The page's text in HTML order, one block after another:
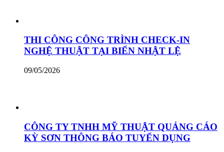
THI CÔNG CÔNG TRÌNH CHECK-IN
NGHỆ THUẬT TẠI BIỂN NHẬT LỆ
09/05/2026
CÔNG TY TNHH MỸ THUẬT QUẢNG CÁO
KỲ SƠN THÔNG BÁO TUYỂN DỤNG